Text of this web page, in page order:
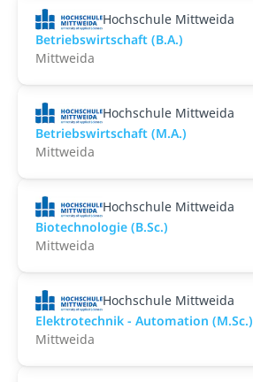
Hochschule Mittweida
Betriebswirtschaft (B.A.)
Mittweida
Hochschule Mittweida
Betriebswirtschaft (M.A.)
Mittweida
Hochschule Mittweida
Biotechnologie (B.Sc.)
Mittweida
Hochschule Mittweida
Elektrotechnik - Automation (M.Sc.)
Mittweida